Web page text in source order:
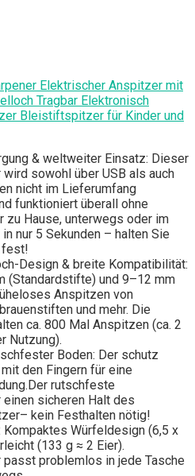
Elektrischer Anspitzer mit
Tragbar Elektronisch
Bleistiftspitzer für Kinder und
& weltweiter Einsatz: Dieser
sowohl über USB als auch
nicht im Lieferumfang
funktioniert überall ohne
Hause, unterwegs oder im
nur 5 Sekunden – halten Sie
fest!
Design & breite Kompatibilität:
(Standardstifte) und 9–12 mm
Anspitzen von
und mehr. Die
ca. 800 Mal Anspitzen (ca. 2
Nutzung).
Boden: Der schutz
den Fingern für eine
rutschfeste
sicheren Halt des
kein Festhalten nötig!
Würfeldesign (6,5 x
(133 g ≈ 2 Eier).
problemlos in jede Tasche